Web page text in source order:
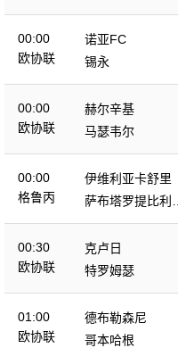
00:00
欧协联
诺亚FC
锡永
00:00
欧协联
赫尔辛基
马瑟韦尔
00:00
格鲁丙
伊维利亚卡舒里
萨布塔罗提比利锡
B队
00:30
欧协联
克卢日
特罗姆瑟
01:00
欧协联
德布勒森尼
哥本哈根